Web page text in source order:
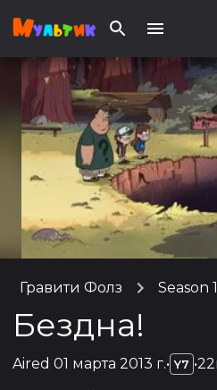
Гравити Фолз Season 1
Бездна!
Aired 01 марта 2013 г.• Y7 •